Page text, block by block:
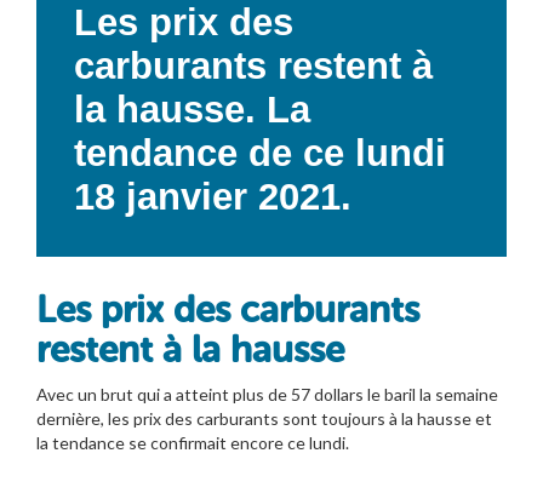
Les prix des
carburants restent à
la hausse. La
tendance de ce lundi
18 janvier 2021.
Les prix des carburants
restent à la hausse
Avec un brut qui a atteint plus de 57 dollars le baril la semaine
dernière, les prix des carburants sont toujours à la hausse et
la tendance se confirmait encore ce lundi.